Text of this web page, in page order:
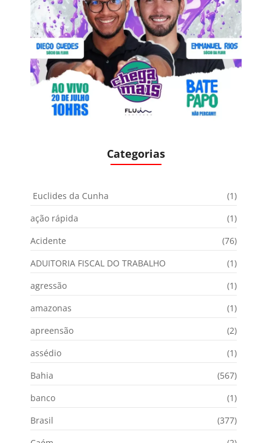
Categorias
Euclides da Cunha
(1)
ação rápida
(1)
Acidente
(76)
ADUITORIA FISCAL DO TRABALHO
(1)
agressão
(1)
amazonas
(1)
apreensão
(2)
assédio
(1)
Bahia
(567)
banco
(1)
Brasil
(377)